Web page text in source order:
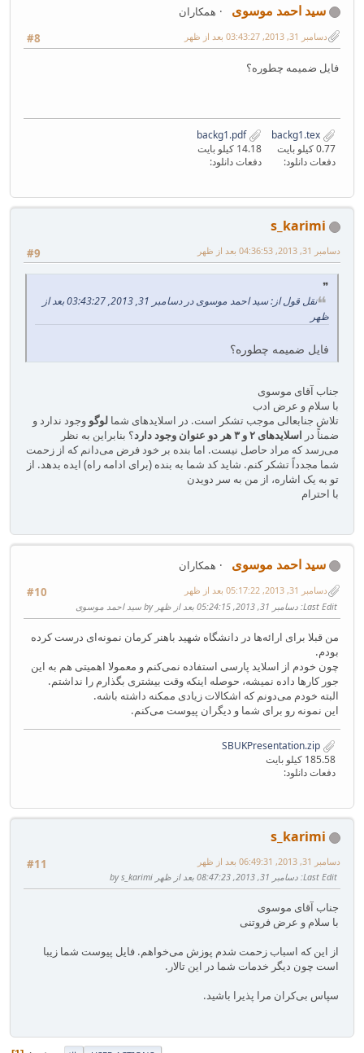
سید احمد موسوی
همکاران
#8
دسامبر 31, 2013, 03:43:27 بعد از ظهر
فایل ضمیمه چطوره؟
0.77 کیلو بایت
دفعات دانلود:
backg1.pdf
14.18 کیلو بایت
دفعات دانلود:
s_karimi
#9 دسامبر 31, 2013, 04:36:53 بعد از ظهر
نقل قول از: سید احمد موسوی در دسامبر 31, 2013, 03:43:27 بعد از
ظهر
فایل ضمیمه چطوره؟
جناب آقای موسوی
با سلام و عرض ادب
تلاش جنابعالی موجب تشکر است. در اسلایدهای شما لوگو وجود ندارد و
ضمناً در اسلایدهای ۲ و ۳ هر دو عنوان وجود دارد
؟ بنابراین به نظر
می‌رسد که مراد حاصل نیست. اما بنده بر خود فرض می‌دانم که از زحمت
شما مجدداً تشکر کنم. شاید کد شما به بنده (برای ادامه راه) ایده بدهد. از
تو به یک اشاره، از من به سر دویدن
با احترام
سید احمد موسوی
همکاران
#10
دسامبر 31, 2013, 05:17:22 بعد از ظهر
Last Edit: دسامبر 31, 2013, 05:24:15 بعد از ظهر by سید احمد موسوی
من قبلا برای ارائه‌ها در دانشگاه شهید باهنر کرمان نمونه‌ای درست کرده
بودم.
چون خودم از اسلاید پارسی استفاده نمی‌کنم و معمولا اهمیتی هم به این
جور کارها داده نمیشه، حوصله اینکه وقت بیشتری بگذارم را نداشتم.
البته خودم می‌دونم که اشکالات زیادی ممکنه داشته باشه.
این نمونه رو برای شما و دیگران پیوست می‌کنم.
185.58 کیلو بایت
دفعات دانلود:
s_karimi
#11
دسامبر 31, 2013, 06:49:31 بعد از ظهر
Last Edit: دسامبر 31, 2013, 08:47:23 بعد از ظهر by s_karimi
جناب آقای موسوی
با سلام و عرض فروتنی
از این که اسباب زحمت شدم پوزش می‌خواهم. فایل پیوست شما زیبا
است چون دیگر خدمات شما در این تالار.
سپاس بی‌کران مرا پذیرا باشید.